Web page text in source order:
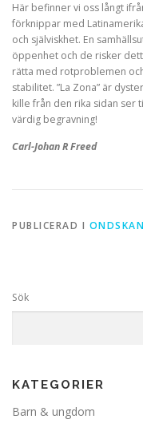
Här befinner vi oss långt
förknippar med
och själviskhet. En
öppenhet och de risker
rätta med rotproblemen
stabilitet. ”La Zona” är
kille från den rika sidan ser
värdig begravning!
Carl-Johan R Freed
PUBLICERAD I
Sök
KATEGORIER
Barn & ungdom